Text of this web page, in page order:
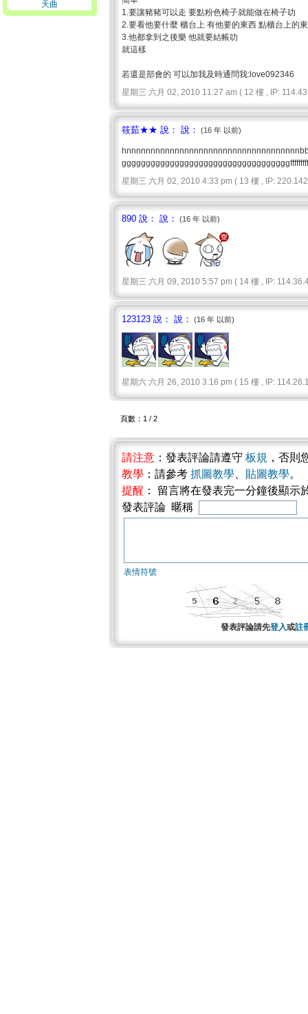
天曲
1.要讓豬豬可以走 要點粉色椅子就能做在椅子叻
2.要看他要什麼 櫃台上 有他要的東西 點櫃台上的
3.他都拿到之後樂 他就要結帳叻
就這樣
若還是部會的 可以加我及時通問我:love092346
星期三 六月 02, 2010 11:27 am ( 12 樓 , IP:
筱茹★★ 說： 說： (16 年 以前)
星期三 六月 02, 2010 4:33 pm ( 13 樓 , IP:
890 說： 說： (16 年 以前)
星期三 六月 09, 2010 5:57 pm ( 14 樓 , IP:
123123 說： 說： (16 年 以前)
星期六 六月 26, 2010 3:16 pm ( 15 樓 , IP:
頁數：1 / 2
請注意 ：發表評論請遵守 板規 ，否則
教學 ：請參考 抓圖教學 貼圖教學。
提醒 ： 留言將在發表完一分鐘後顯
發表評論 暱稱
表情符號
發表評論請先登入或註